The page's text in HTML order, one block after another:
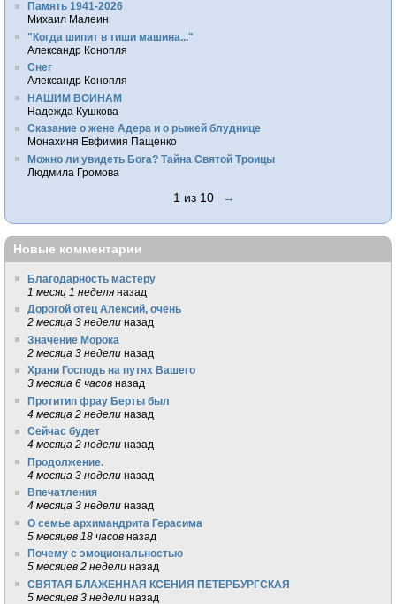
Память 1941-2026
Михаил Малеин
"Когда шипит в тиши машина..."
Александр Конопля
Снег
Александр Конопля
НАШИМ ВОИНАМ
Надежда Кушкова
Сказание о жене Адера и о рыжей блуднице
Монахиня Евфимия Пащенко
Можно ли увидеть Бога? Тайна Святой Троицы
Людмила Громова
1 из 10 →
Новые комментарии
Благодарность мастеру
1 месяц 1 неделя назад
Дорогой отец Алексий, очень
2 месяца 3 недели назад
Значение Морока
2 месяца 3 недели назад
Храни Господь на путях Вашего
3 месяца 6 часов назад
Протитип фрау Берты был
4 месяца 2 недели назад
Сейчас будет
4 месяца 2 недели назад
Продолжение.
4 месяца 3 недели назад
Впечатления
4 месяца 3 недели назад
О семье архимандрита Герасима
5 месяцев 18 часов назад
Почему с эмоциональностью
5 месяцев 2 недели назад
СВЯТАЯ БЛАЖЕННАЯ КСЕНИЯ ПЕТЕРБУРГСКАЯ
5 месяцев 3 недели назад